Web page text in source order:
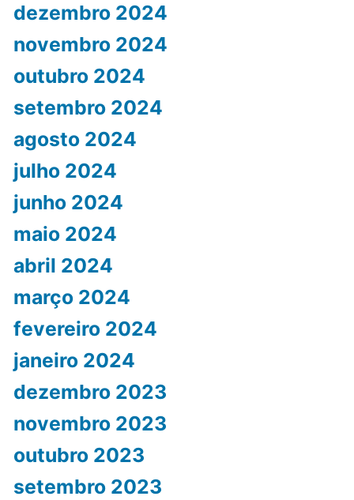
dezembro 2024
novembro 2024
outubro 2024
setembro 2024
agosto 2024
julho 2024
junho 2024
maio 2024
abril 2024
março 2024
fevereiro 2024
janeiro 2024
dezembro 2023
novembro 2023
outubro 2023
setembro 2023